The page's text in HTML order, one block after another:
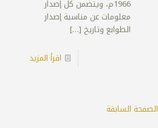
1966م، ويتضمن كل إصدار
معلومات عن مناسبة إصدار
الطوابع وتاريخ […]
اقرأ المزيد
الصفحة السابقة